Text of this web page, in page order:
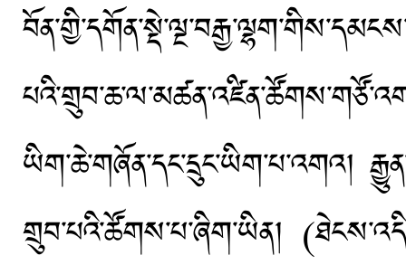
ཡིག་ཆེ་གཞོན་དང་དྲུང་ཡིག་པ་འགའ།
གྲུབ་པའི་ཚོགས་པ་ཞིག་ཡིན།